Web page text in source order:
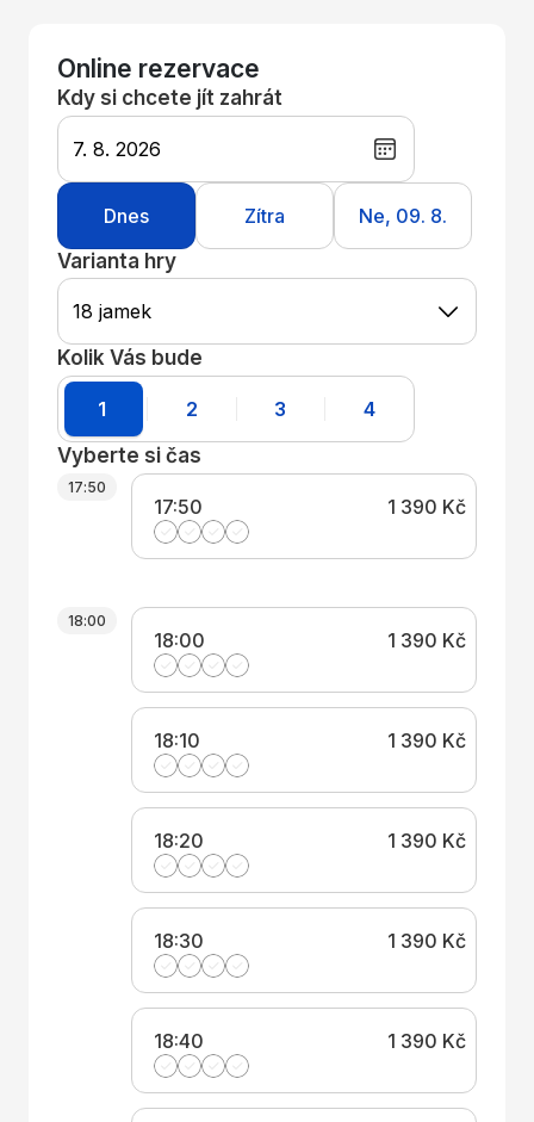
Online rezervace
Kdy si chcete jít zahrát
7. 8. 2026
Dnes Zítra
Ne, 09. 8.
Varianta hry
Kolik Vás bude
1 2 3
4
Vyberte si čas
17:50
17:50 1 390 Kč
18:00
18:00 1 390 Kč
18:10 1 390 Kč
18:20 1 390 Kč
18:30 1 390 Kč
18:40 1 390 Kč